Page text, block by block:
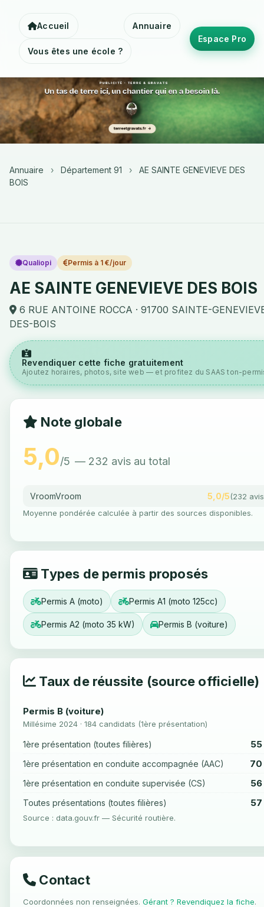
Accueil Annuaire
Vous êtes une école ?
Espace Pro
Annuaire › Département 91 ›
AE SAINTE GENEVIEVE DES
BOIS
Qualiopi Permis à 1 €/jour
AE SAINTE GENEVIEVE DES BOIS
6 RUE ANTOINE ROCCA · 91700 SAINTE-
DES-BOIS
Revendiquer cette fiche gratuitement
Ajoutez horaires, photos, site web — et profitez du SAAS ton-
Note globale
5,0/5 — 232 avis au total
VroomVroom 5,0/5(232
Moyenne pondérée calculée à partir des sources disponibles.
Types de permis proposés
Permis A (moto) Permis A1 (moto 125cc)
Permis A2 (moto 35 kW) Permis B (voiture)
Taux de réussite (source officielle)
Permis B (voiture)
Millésime 2024 · 184 candidats (1ère présentation)
1ère présentation (toutes filières) 55
1ère présentation en conduite accompagnée (AAC) 70
1ère présentation en conduite supervisée (CS) 56
Toutes présentations (toutes filières) 57
Source : data.gouv.fr — Sécurité routière.
Contact
Coordonnées non renseignées. Gérant ? Revendiquez la fiche.